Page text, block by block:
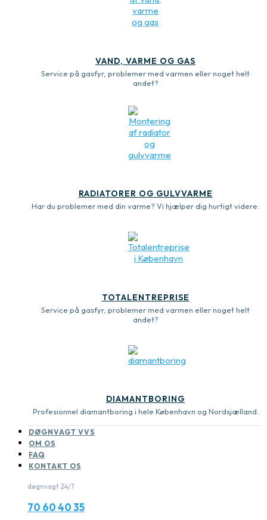
VAND, VARME OG GAS
Service på gasfyr, problemer med varmen eller noget helt
andet?
RADIATORER OG GULVVARME
Har du problemer med din varme? Vi hjælper dig hurtigt videre.
TOTALENTREPRISE
Service på gasfyr, problemer med varmen eller noget helt
andet?
DIAMANTBORING
Profesionnel diamantboring i hele København og Nordsjælland.
DØGNVAGT VVS
OM OS
FAQ
KONTAKT OS
døgnvagt 24/7
70 60 40 35